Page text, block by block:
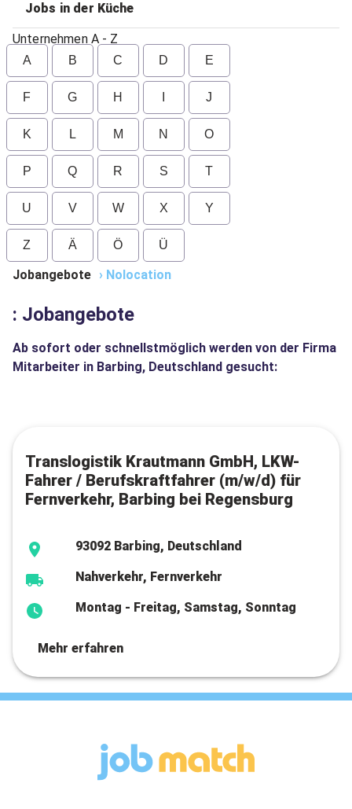
Jobs in der Küche
Unternehmen A - Z
A B C D E
F G H J
K L M N O
P Q R S T
U V W X Y
Z Ä Ö Ü
Jobangebote › Nolocation
: Jobangebote
Ab sofort oder schnellstmöglich werden von der Firma
Mitarbeiter in Barbing, Deutschland gesucht:
Translogistik Krautmann GmbH, LKW-
Fahrer / Berufskraftfahrer (m/w/d) für
Fernverkehr, Barbing bei Regensburg
93092 Barbing, Deutschland
Nahverkehr, Fernverkehr
Montag - Freitag, Samstag, Sonntag
Mehr erfahren